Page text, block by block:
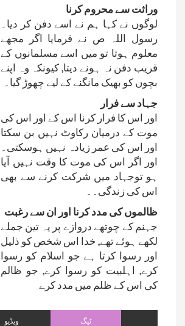
وراثت سے محروم کرنا
لوگوں نے کہا ہم نے اسے دفن کر دیا۔
رسول اللہ ص نے فرمایا اگر مجھے
معلوم ہوتا تو میں اسے مسلمانوں کے
قریب دفن نہ ہونے دیتا, کیونکہ وہ اپنے
بچوں کو بھیک مانگنے کے لیے چھوڑ گیا۔
جہاد سے فرار
اور اس کا فرار کرنا اس کے اور اس کی
موت کے درمیان رکاوٹ نہیں بن سکتا
اور اس کی عمر زیادہ نہیں ہوسکتی۔
اور اگر اس کی موت کا وقت نہیں آیا
ہو توجہاد میں شرکت کرنے سے بھی
اس کی زندگی۔۔
ظالموں کی مدد کرنا اور ان سے رغبت
جہنم کے چوتھے دروازے پر یہ تین جملے
لکھے ہوئے تھے, خدا اس شخص کو ذلیل
اور رسوا کرتا ہے جو اسلام کو رسوا
کرے, اہلبیت کو رسوا کرے, جو ظالم
کی اس کے ظلم میں مدد کرے
ٹیگ
ویڈیو